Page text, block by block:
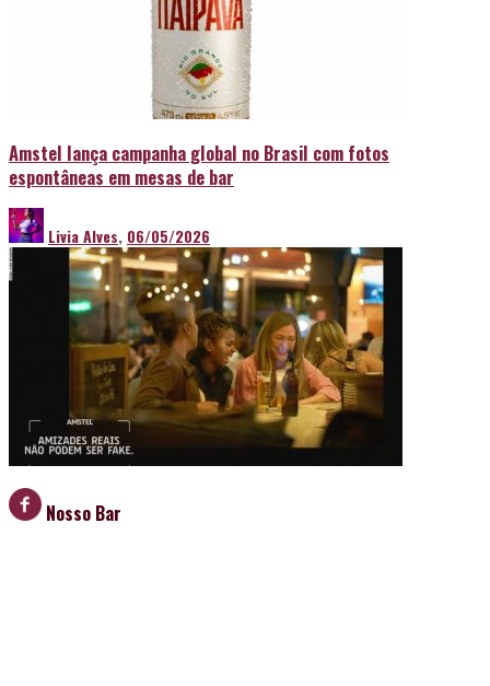
Amstel lança campanha global no Brasil com fotos
espontâneas em mesas de bar
Livia Alves, 06/05/2026
Nosso Bar